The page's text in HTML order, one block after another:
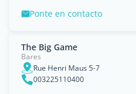
Ponte en contacto
The Big Game
Bares
Rue Henri Maus 5-7
003225110400